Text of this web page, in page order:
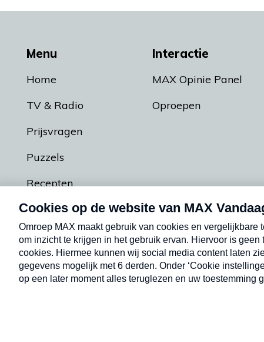
Menu
Home
TV & Radio
Prijsvragen
Puzzels
Recepten
Podcasts
Interactie
MAX Opinie Panel
Oproepen